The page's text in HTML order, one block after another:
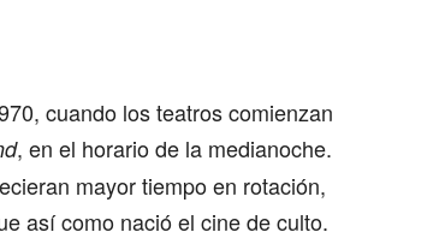
cuando los teatros comienzan
, en el horario de la medianoche.
mayor tiempo en rotación,
así como nació el cine de culto.